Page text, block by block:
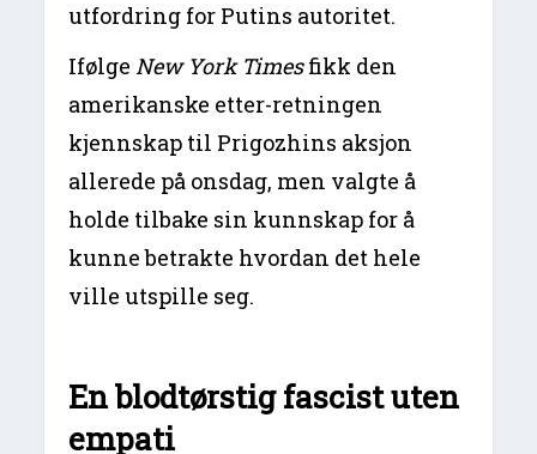
utfordring for Putins autoritet.
IfølgeNew York Timesfikk den
amerikanske etter-retningen
kjennskap til Prigozhins aksjon
allerede på onsdag, men valgte å
holde tilbake sin kunnskap for å
kunne betrakte hvordan det hele
ville utspille seg.
En blodtørstig fascist uten
empati